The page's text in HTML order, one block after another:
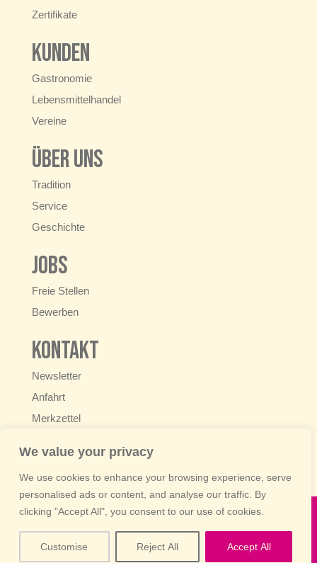
We value your privacy
We use cookies to enhance your browsing experience, serve
personalised ads or content, and analyse our traffic. By
clicking "Accept All", you consent to our use of cookies.
Customise Reject All Accept All
Zertifikate
Kunden
Gastronomie
Lebensmittelhandel
Vereine
Über uns
Tradition
Service
Geschichte
Jobs
Freie Stellen
Bewerben
Kontakt
Newsletter
Anfahrt
Merkzettel
info@schaedels-beilagen.de
Home•Datenschutz •Impressum
© 2025 Schädel s Beilagen GmbH